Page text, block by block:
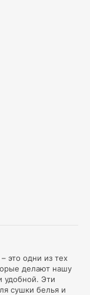
– это одни из тех
делают нашу
удобной. Эти
сушки белья и